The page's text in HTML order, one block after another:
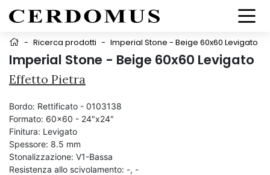
- Ricerca prodotti - Imperial Stone - Beige 60x60 Levigato
Imperial Stone - Beige 60x60 Levigato
Effetto Pietra
Bordo: Rettificato - 0103138
Formato: 60x60 - 24"x24"
Finitura: Levigato
Spessore: 8.5 mm
Stonalizzazione: V1-Bassa
Resistenza allo scivolamento: -, -